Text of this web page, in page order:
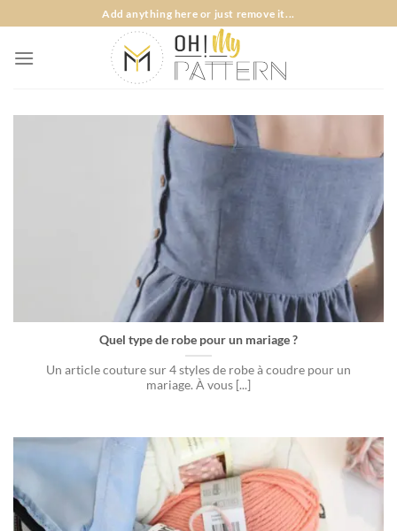
au
Add anything here or just remove it...
Quel type de robe pour un mariage ?
Un article couture sur 4 styles de robe à coudre pour un
mariage. À vous [...]